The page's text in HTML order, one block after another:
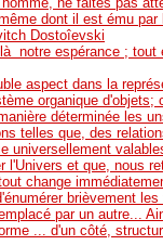
dont il est ému
Dostoîevski
notre espérance ;
aspect dans la
organique
déterminée les
telles que, des
universellement
l'Univers et que, nous
change
brièvement
par un autre...
... d'un côté,